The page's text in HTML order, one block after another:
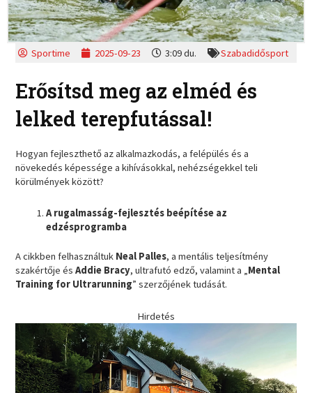
Sportime 2025-09-23 3:09 du. Szabadidősport
Erősítsd meg az elméd és
lelked terepfutással!
Hogyan fejleszthető az alkalmazkodás, a felépülés és a
növekedés képessége a kihívásokkal, nehézségekkel teli
körülmények között?
A rugalmasság-fejlesztés beépítése az
edzésprogramba
A cikkben felhasználtuk Neal Palles, a mentális teljesítmény
szakértője ésAddie Bracy, ultrafutó edző, valamint a „Mental
Training for Ultrarunning” szerzőjének tudását.
Hirdetés